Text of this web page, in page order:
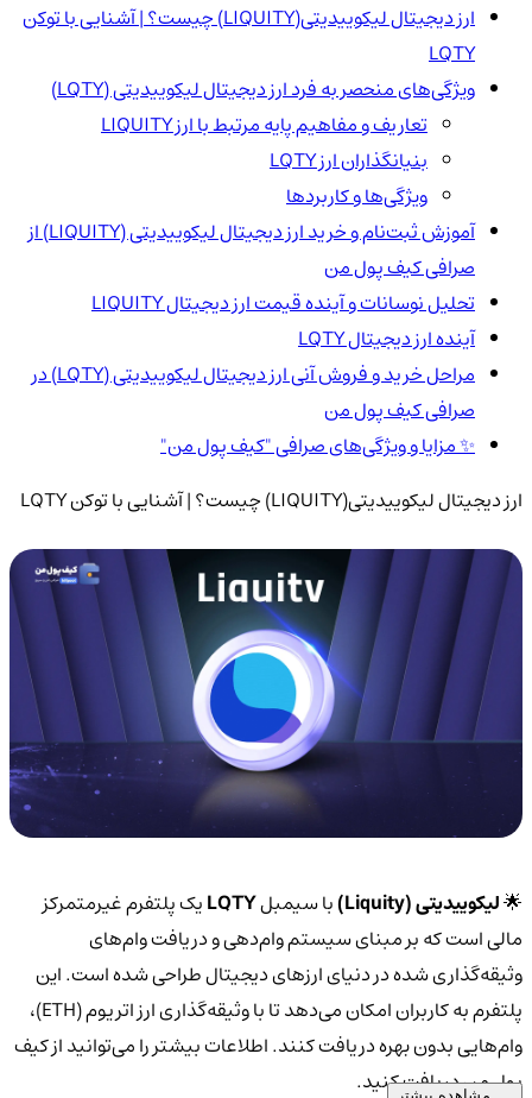
ارز دیجیتال لیکوییدیتی(LIQUITY) چیست؟ | آشنایی با توکن
LQTY
ویژگی‌های منحصر به فرد ارز دیجیتال لیکوییدیتی (LQTY)
تعاریف و مفاهیم پایه مرتبط با ارز LIQUITY
بنیانگذاران ارز LQTY
ویژگی‌ها و کاربردها
آموزش ثبت‌نام و خرید ارز دیجیتال لیکوییدیتی (LIQUITY) از
صرافی کیف پول من
تحلیل نوسانات و آینده قیمت ارز دیجیتال LIQUITY
آینده ارز دیجیتال LQTY
مراحل خرید و فروش آنی ارز دیجیتال لیکوییدیتی (LQTY) در
صرافی کیف پول من
✨ مزایا و ویژگی‌های صرافی "کیف پول من"
ارز دیجیتال لیکوییدیتی(LIQUITY) چیست؟ | آشنایی با توکن LQTY
🌟لیکوییدیتی (Liquity) با سیمبلLQTYیک پلتفرم غیرمتمرکز
مالی است که بر مبنای سیستم وام‌دهی و دریافت وام‌های
وثیقه‌گذاری شده در دنیای ارزهای دیجیتال طراحی شده است. این
پلتفرم به کاربران امکان می‌دهد تا با وثیقه‌گذاری ارز اتریوم (ETH)،
وام‌هایی بدون بهره دریافت کنند. اطلاعات بیشتر را می‌توانید از کیف
پول من دریافت کنید.